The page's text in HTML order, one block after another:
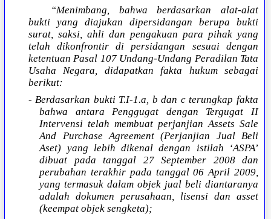
“Menimbang, bahwa berdasarkan alat-alat
bukti yang diajukan dipersidangan berupa bukti
surat, saksi, ahli dan pengakuan para pihak yang
telah dikonfrontir di persidangan sesuai dengan
ketentuan Pasal 107 Undang-Undang Peradilan Tata
Usaha Negara, didapatkan fakta hukum sebagai
berikut:
- Berdasarkan bukti T.I-1.a, b dan c terungkap fakta
bahwa antara Penggugat dengan Tergugat II
Intervensi telah membuat perjanjian Assets Sale
And Purchase Agreement (Perjanjian Jual Beli
Aset) yang lebih dikenal dengan istilah ‘ASPA’
dibuat pada tanggal 27 September 2008 dan
perubahan terakhir pada tanggal 06 April 2009,
yang termasuk dalam objek jual beli diantaranya
adalah dokumen perusahaan, lisensi dan asset
(keempat objek sengketa);